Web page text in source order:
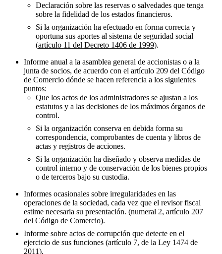
Declaración sobre las reservas o salvedades que tenga
sobre la fidelidad de los estados financieros.
Si la organización ha efectuado en forma correcta y
oportuna sus aportes al sistema de seguridad social
(artículo 11 del Decreto 1406 de 1999).
Informe anual a la asamblea general de accionistas o a la
junta de socios, de acuerdo con el artículo 209 del Código
de Comercio dónde se hacen referencia a los siguientes
puntos:
Que los actos de los administradores se ajustan a los
estatutos y a las decisiones de los máximos órganos de
control.
Si la organización conserva en debida forma su
correspondencia, comprobantes de cuenta y libros de
actas y registros de acciones.
Si la organización ha diseñado y observa medidas de
control interno y de conservación de los bienes propios
o de terceros bajo su custodia.
Informes ocasionales sobre irregularidades en las
operaciones de la sociedad, cada vez que el revisor fiscal
estime necesaria su presentación. (numeral 2, artículo 207
del Código de Comercio).
Informe sobre actos de corrupción que detecte en el
ejercicio de sus funciones (artículo 7, de la Ley 1474 de
2011).